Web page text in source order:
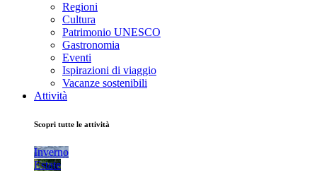
Regioni
Cultura
Patrimonio UNESCO
Gastronomia
Eventi
Ispirazioni di viaggio
Vacanze sostenibili
Attività
Scopri tutte le attività
Inverno
Estate